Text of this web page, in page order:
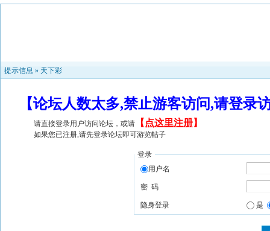
提示信息 » 天下彩
【论坛人数太多,禁止游客访问,请登
请直接登录用户访问论坛，或请 【 点这里注册】
如果您已注册,请先登录论坛即可游览帖子
登录
用户名
密 码
隐身登录 是